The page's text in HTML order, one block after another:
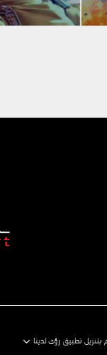
بتنزيل تطبيق رؤى لدينا